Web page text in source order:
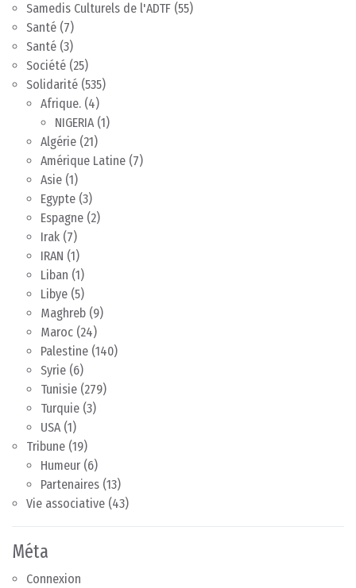
Samedis Culturels de l'ADTF (55)
Santé (7)
Santé (3)
Société (25)
Solidarité (535)
Afrique. (4)
NIGERIA(1)
Algérie (21)
Amérique Latine (7)
Asie (1)
Egypte (3)
Espagne (2)
Irak (7)
IRAN (1)
Liban (1)
Libye (5)
Maghreb (9)
Maroc (24)
Palestine (140)
Syrie (6)
Tunisie (279)
Turquie (3)
USA(1)
Tribune (19)
Humeur (6)
Partenaires (13)
Vie associative (43)
Méta
Connexion